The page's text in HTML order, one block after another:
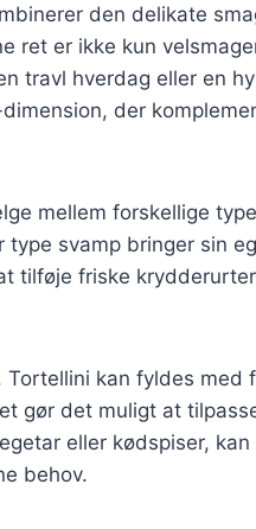
den delikate
ret er ikke kun
travl hverdag eller en
der
mellem forskellige
svamp bringer sin
tilføje friske
kan fyldes med
gør det muligt at
eller kødspiser,
behov.